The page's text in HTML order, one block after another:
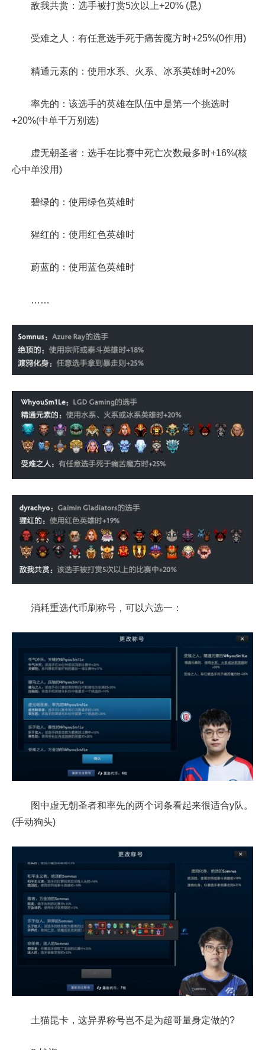
敌我共赏：选手被打赏5次以上+20% (悬)
受难之人：有任意选手死于痛苦魔方时+25%(0作用)
精通元素的：使用水系、火系、冰系英雄时+20%
率先的：该选手的英雄在队伍中是第一个挑选时
+20%(中单千万别选)
虚无朝圣者：选手在比赛中死亡次数最多时+16%(核
心中单没用)
碧绿的：使用绿色英雄时
猩红的：使用红色英雄时
蔚蓝的：使用蓝色英雄时
……
消耗重选代币刷称号，可以六选一：
图中虚无朝圣者和率先的两个词条看起来很适合y队。
(手动狗头)
土猫昆卡，这异界称号岂不是为超哥量身定做的?